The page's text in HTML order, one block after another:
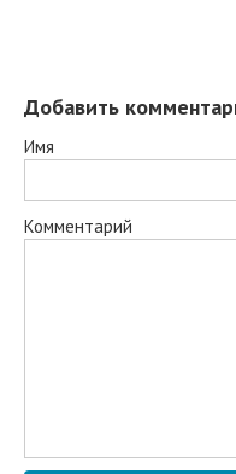
Добавить
Имя
Комментарий